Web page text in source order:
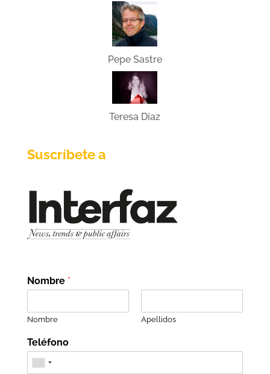
Pepe Sastre
Teresa Díaz
Suscríbete a
Nombre *
Nombre Apellidos
Teléfono